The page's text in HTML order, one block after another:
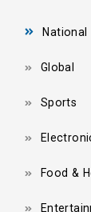
National
Global
Sports
Food &